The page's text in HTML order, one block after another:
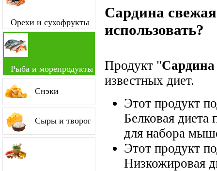
Орехи и сухофрукты
Рыба и морепродукты
Снэки
Сыры и творог
Сардина
использовать?
Продукт "Сардина
известных диет.
Этот продукт
Белковая диета
для набора
Этот продукт
Низкожировая